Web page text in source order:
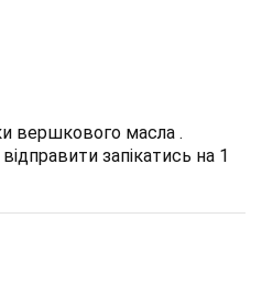
вершкового масла .
запікатись на 1